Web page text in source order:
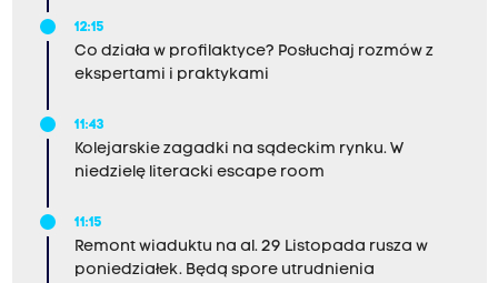
12:15
Co działa w profilaktyce? Posłuchaj rozmów z
ekspertami i praktykami
11:43
Kolejarskie zagadki na sądeckim rynku. W
niedzielę literacki escape room
11:15
Remont wiaduktu na al. 29 Listopada rusza w
poniedziałek. Będą spore utrudnienia